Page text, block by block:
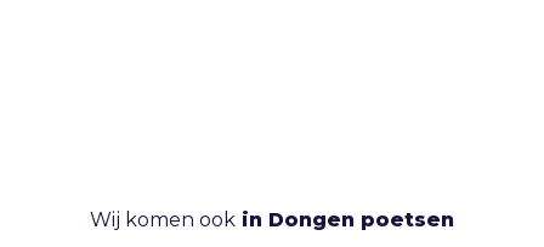
Wij komen ook in Dongen poetsen